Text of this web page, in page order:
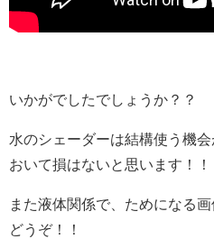
いかがでしたでしょうか？？
水のシェーダーは結構使う機
おいて損はないと思います！！
また液体関係で、ためになる
どうぞ！！